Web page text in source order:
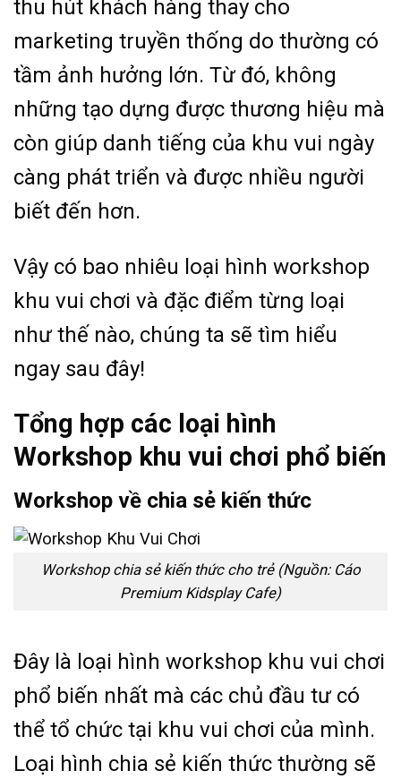
thu hút khách hàng thay cho
marketing truyền thống do thường có
tầm ảnh hưởng lớn. Từ đó, không
những tạo dựng được thương hiệu mà
còn giúp danh tiếng của khu vui ngày
càng phát triển và được nhiều người
biết đến hơn.
Vậy có bao nhiêu loại hình workshop
khu vui chơi và đặc điểm từng loại
như thế nào, chúng ta sẽ tìm hiểu
ngay sau đây!
Tổng hợp các loại hình
Workshop khu vui chơi phổ biến
Workshop về chia sẻ kiến thức
Workshop chia sẻ kiến thức cho trẻ (Nguồn: Cáo
Premium Kidsplay Cafe)
Đây là loại hình workshop khu vui chơi
phổ biến nhất mà các chủ đầu tư có
thể tổ chức tại khu vui chơi của mình.
Loại hình chia sẻ kiến thức thường sẽ